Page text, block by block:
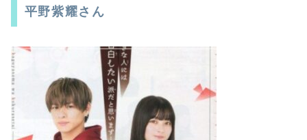
平野紫耀さん